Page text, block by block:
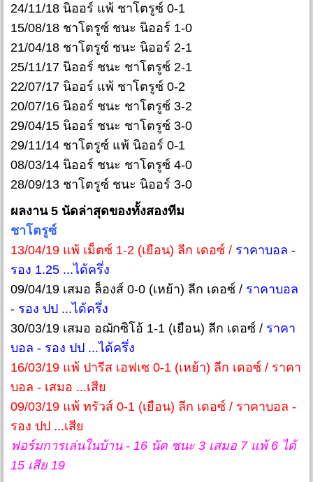
24/11/18 นิออร์ แพ้ ชาโตรูซ์ 0-1
15/08/18 ชาโตรูซ์ ชนะ นิออร์ 1-0
21/04/18 ชาโตรูซ์ ชนะ นิออร์ 2-1
25/11/17 นิออร์ ชนะ ชาโตรูซ์ 2-1
22/07/17 นิออร์ แพ้ ชาโตรูซ์ 0-2
20/07/16 นิออร์ ชนะ ชาโตรูซ์ 3-2
29/04/15 นิออร์ ชนะ ชาโตรูซ์ 3-0
29/11/14 ชาโตรูซ์ แพ้ นิออร์ 0-1
08/03/14 นิออร์ ชนะ ชาโตรูซ์ 4-0
28/09/13 ชาโตรูซ์ ชนะ นิออร์ 3-0
ผลงาน 5 นัดล่าสุดของทั้งสองทีม
ชาโตรูซ์
13/04/19 แพ้ เม็ตซ์ 1-2 (เยือน) ลีก เดอซ์ / ราคาบอล -
รอง 1.25 ...ได้ครึ่ง
09/04/19 เสมอ ล็องส์ 0-0 (เหย้า) ลีก เดอซ์ / ราคาบอล
- รอง ปป ...ได้ครึ่ง
30/03/19 เสมอ อฌักซิโอ้ 1-1 (เยือน) ลีก เดอซ์ / ราคา
บอล - รอง ปป ...ได้ครึ่ง
16/03/19 แพ้ ปารีส เอฟเซ 0-1 (เหย้า) ลีก เดอซ์ / ราคา
บอล - เสมอ ...เสีย
09/03/19 แพ้ ทรัวส์ 0-1 (เยือน) ลีก เดอซ์ / ราคาบอล -
รอง ปป ...เสีย
ฟอร์มการเล่นในบ้าน - 16 นัด ชนะ 3 เสมอ 7 แพ้ 6 ได้
15 เสีย 19